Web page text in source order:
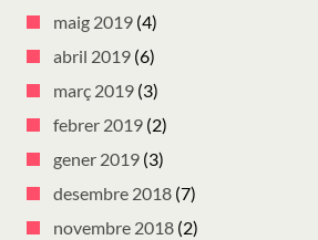
maig 2019 (4)
abril 2019 (6)
març 2019 (3)
febrer 2019 (2)
gener 2019 (3)
desembre 2018 (7)
novembre 2018 (2)